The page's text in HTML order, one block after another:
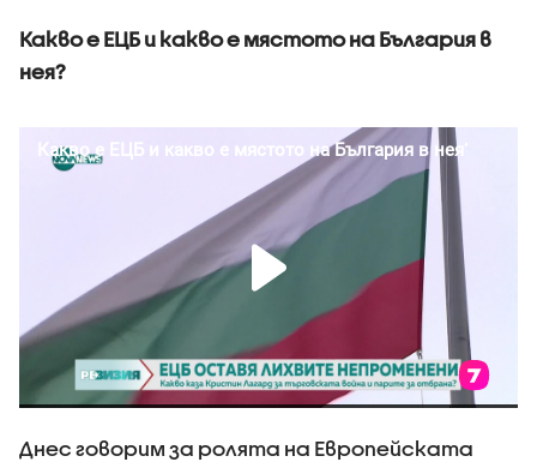
Какво е ЕЦБ и какво е мястото на България в
нея?
Днес говорим за ролята на Европейската